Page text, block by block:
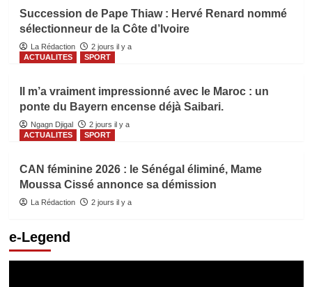
Succession de Pape Thiaw : Hervé Renard nommé
sélectionneur de la Côte d’Ivoire
La Rédaction
2 jours il y a
ACTUALITES
SPORT
Il m’a vraiment impressionné avec le Maroc : un
ponte du Bayern encense déjà Saibari.
Ngagn Djigal
2 jours il y a
ACTUALITES
SPORT
CAN féminine 2026 : le Sénégal éliminé, Mame
Moussa Cissé annonce sa démission
La Rédaction 2 jours il y a
e-Legend